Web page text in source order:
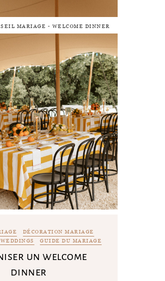
MARIAGE - WELCOME DINNER
DÉCORATION MARIAGE
GUIDE DU MARIAGE
un welcome
dinner